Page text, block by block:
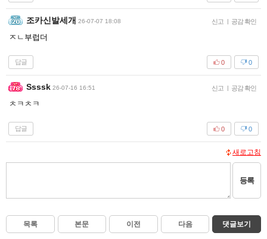
조카신발세개 26-07-07 18:08 신고 | 공감 확인
ㅈㄴ부럽더
답글 0
0
Ssssk 26-07-16 16:51 신고 | 공감 확인
ㅊㅋㅊㅋ
답글 0
0
새로고침
등록
목록 본문 이전 다음 댓글보기